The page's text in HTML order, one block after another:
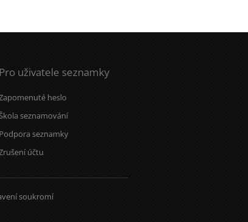
Pro uživatele seznamky
heslo
seznamování
Podpora seznamky
účtu
soukromí